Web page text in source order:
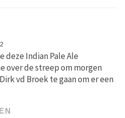
deze Indian Pale Ale
over de streep om morgen
vd Broek te gaan om er een